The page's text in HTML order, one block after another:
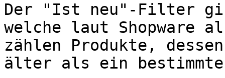
Der "Ist neu"-Filter
welche laut Shopware
zählen Produkte,
älter als ein